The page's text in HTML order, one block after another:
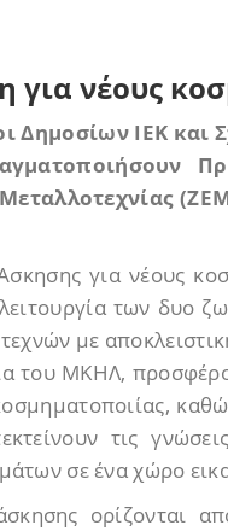
για νέους
Δημοσίων ΙΕΚ
για νέους
των δυο
με
του ΜΚΗΛ,
τις
σε ένα χώρο
ορίζονται